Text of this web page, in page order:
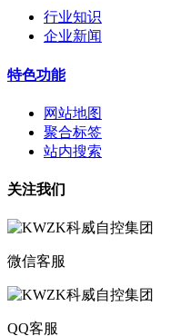
行业知识
企业新闻
特色功能
网站地图
聚合标签
站内搜索
关注我们
微信客服
QQ客服